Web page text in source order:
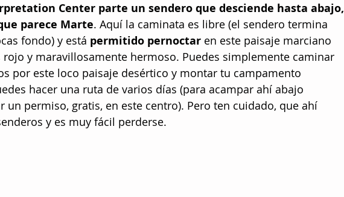
Center parte un sendero que desciende hasta abajo,
parece Marte. Aquí la caminata es libre (el sendero termina
fondo) y está permitido pernoctar en este paisaje marciano
rojo y maravillosamente hermoso. Puedes simplemente caminar
por este loco paisaje desértico y montar tu campamento
hacer una ruta de varios días (para acampar ahí abajo
un permiso, gratis, en este centro). Pero ten cuidado, que ahí
y es muy fácil perderse.